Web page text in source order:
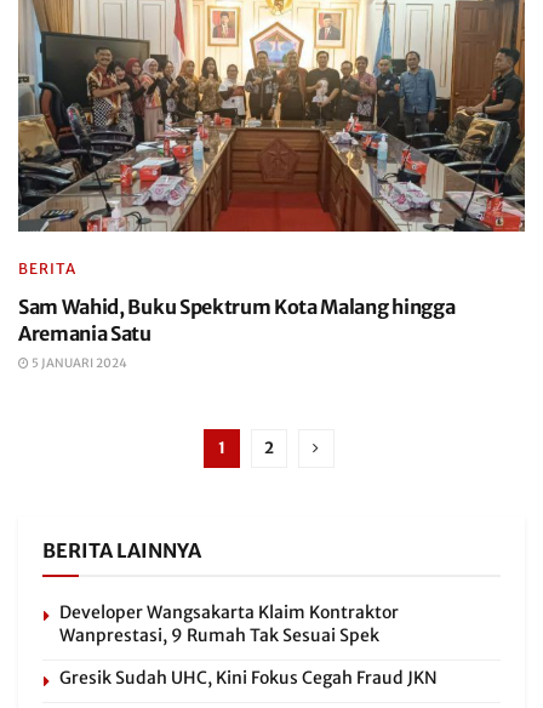
BERITA
Sam Wahid, Buku Spektrum Kota Malang hingga
Aremania Satu
5 JANUARI 2024
1 2
BERITA LAINNYA
Developer Wangsakarta Klaim Kontraktor
Wanprestasi, 9 Rumah Tak Sesuai Spek
Gresik Sudah UHC, Kini Fokus Cegah Fraud JKN